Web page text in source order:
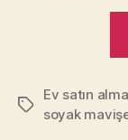
Tags
Ev satın
soyak